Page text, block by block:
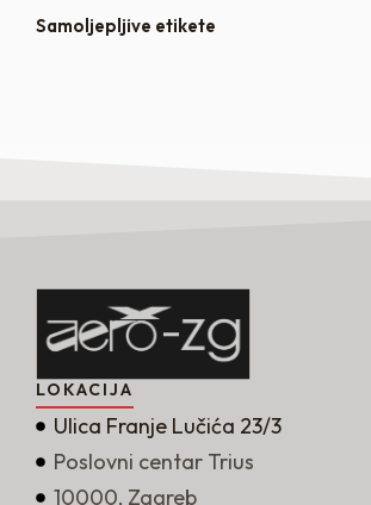
Samoljepljive etikete
LOKACIJA
Ulica Franje Lučića 23/3
Poslovni centar Trius
10000, Zagreb